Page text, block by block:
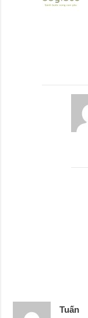
Tuấn